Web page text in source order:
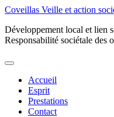
Coveillas Veille et action
Développement local et lien
Responsabilité sociétale des
Accueil
Esprit
Prestations
Contact